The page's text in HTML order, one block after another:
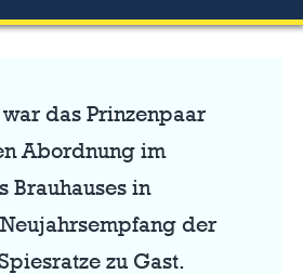
das Prinzenpaar
Abordnung im
Brauhauses in
der
zu Gast.